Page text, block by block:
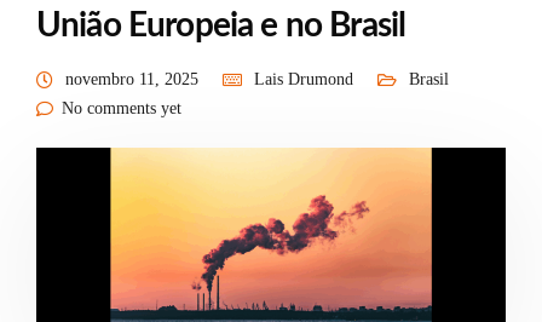
União Europeia e no Brasil
novembro 11, 2025 Lais Drumond
Brasil
No comments yet